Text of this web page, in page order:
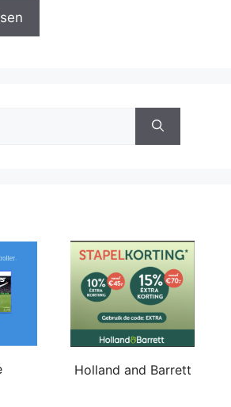
Holland and Barrett